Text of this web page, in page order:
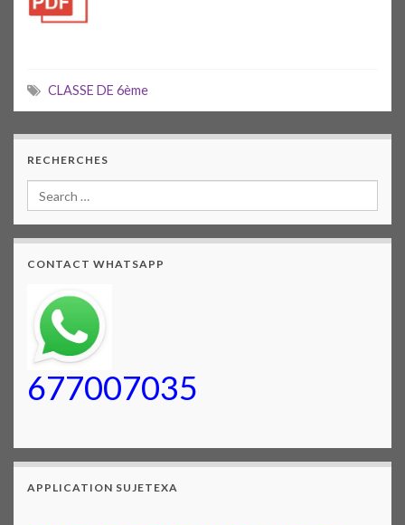
CLASSE DE 6ème
RECHERCHES
CONTACT WHATSAPP
677007035
APPLICATION SUJETEXA